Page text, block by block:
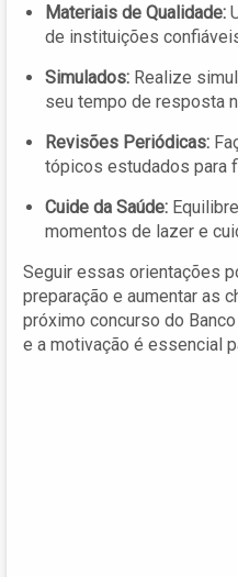
Materiais de Qualidade:
de instituições
Simulados: Realize
seu tempo de resposta
Revisões Periódicas:
tópicos estudados para
Cuide da Saúde:
momentos de lazer e
Seguir essas orientações
preparação e aumentar as
próximo concurso do
e a motivação é essencial